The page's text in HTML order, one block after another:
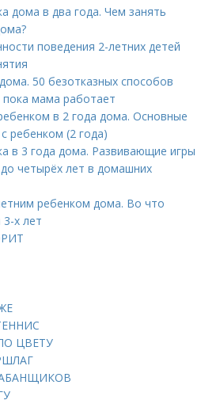
дома в два года. Чем занять
поведения 2-летних детей
50 безотказных способов
пока мама работает
в 2 года дома. Основные
ребенком (2 года)
в 3 года дома. Развивающие игры
четырёх лет в домашних
ребенком дома. Во что
х лет
ЦВЕТУ